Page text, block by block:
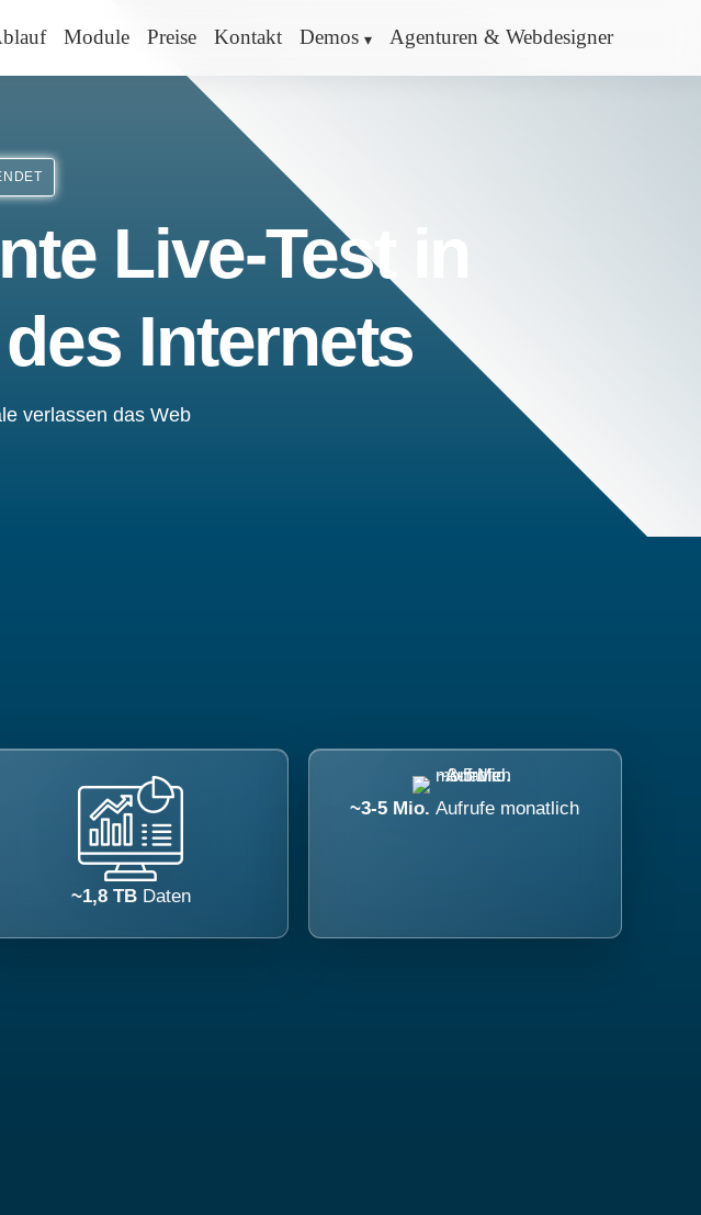
Module Preise Kontakt Demos Agenturen & Webdesigner
Live-Test in
Internets
verlassen das Web
~1,8 TB Daten
~3-5 Mio.Aufrufe monatlich